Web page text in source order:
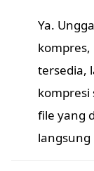
Ya.
kompres,
tersedia,
kompresi
file yang
langsung